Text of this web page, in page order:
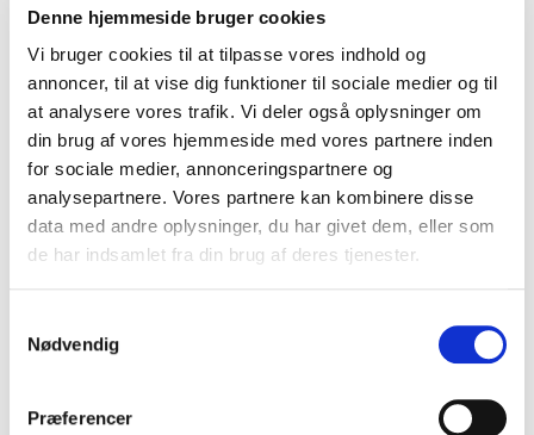
Denne hjemmeside bruger cookies
Vi bruger cookies til at tilpasse vores indhold og
annoncer, til at vise dig funktioner til sociale medier og til
at analysere vores trafik. Vi deler også oplysninger om
din brug af vores hjemmeside med vores partnere inden
for sociale medier, annonceringspartnere og
analysepartnere. Vores partnere kan kombinere disse
data med andre oplysninger, du har givet dem, eller som
de har indsamlet fra din brug af deres tjenester.
Nødvendig
Præferencer